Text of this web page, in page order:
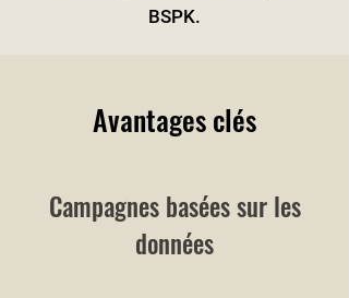
BSPK.
Avantages clés
Campagnes basées sur les
données